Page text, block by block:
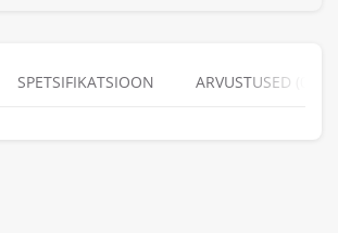
SPETSIFIKATSIOON ARVUSTUSED (0)